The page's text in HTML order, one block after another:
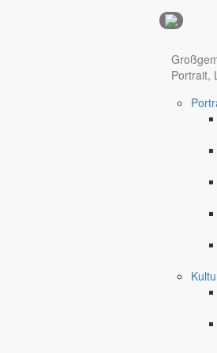
Hotel Nürnberg
Regional werben auf markersdorf.de!
Portrait,
Deutsch-
Jauernick-